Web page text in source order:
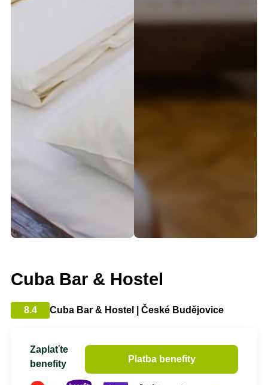
Cuba Bar & Hostel
8.4 Cuba Bar & Hostel | České Budějovice
Zaplaťte
benefity
Platba benefity